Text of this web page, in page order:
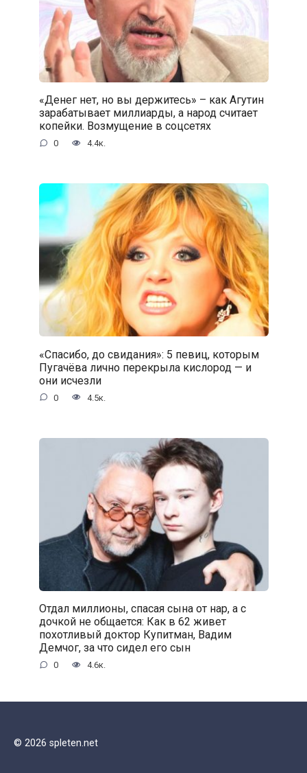
«Денег нет, но вы держитесь» – как Агутин
зарабатывает миллиарды, а народ считает
копейки. Возмущение в соцсетях
0 4.4к.
«Спасибо, до свидания»: 5 певиц, которым
Пугачёва лично перекрыла кислород — и
они исчезли
0 4.5к.
Отдал миллионы, спасая сына от нар, а с
дочкой не общается: Как в 62 живет
похотливый доктор Купитман, Вадим
Демчог, за что сидел его сын
0 4.6к.
© 2026 spleten.net